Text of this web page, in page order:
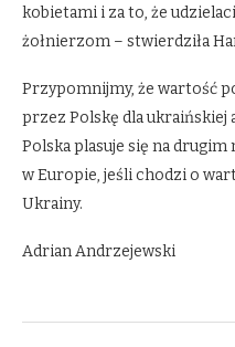
kobietami i za to, że
żołnierzom – stwierdziła
Przypomnijmy, że wartość
przez Polskę dla ukraińskiej
Polska plasuje się na
w Europie, jeśli chodzi o
Ukrainy.
Adrian Andrzejewski